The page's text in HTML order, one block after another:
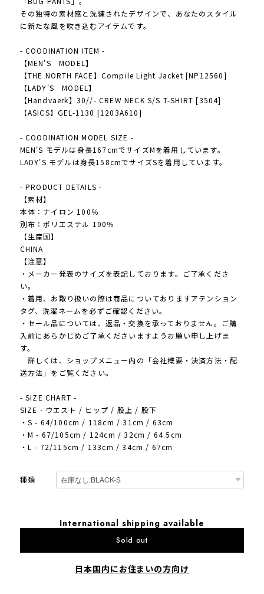
その独特の素材感と洗練されたデザインで、あなたのスタイル
に新たな風を吹き込むアイテムです。
- COODINATION ITEM -
【MEN'S MODEL】
【THE NORTH FACE】Compile Light Jacket [NP12560]
【LADY'S MODEL】
【Handvaerk】30//- CREW NECK S/S T-SHIRT [3504]
【ASICS】GEL-1130 [1203A610]
- COODINATION MODEL SIZE -
MEN'S モデルは身長167cmでサイズMを着用しています。
LADY'S モデルは身長158cmでサイズSを着用しています。
- PRODUCT DETAILS -
【素材】
本体：ナイロン 100％
別布：ポリエステル 100％
【生産国】
CHINA
【注意】
・メーカー発表のサイズを表記しております。ご了承くださ
い。
・着用、お取り扱いの際は商品についておりますアテンション
タグ、洗濯ネームを必ずご確認ください。
・セール品については、返品・交換を承っておりません。ご購
入前にあらかじめご了承くださいますようお願い申し上げま
す。
詳しくは、ショップメニュー内の「会社概要・決済方法・配
送方法」をご覧ください。
- SIZE CHART -
SIZE - ウエスト / ヒップ / 股上 / 股下
・S - 64/100cm / 118cm / 31cm / 63cm
・M - 67/105cm / 124cm / 32cm / 64.5cm
・L - 72/115cm / 133cm / 34cm / 67cm
種類
International shipping available
Sold out
日本国内にお住まいの方向け